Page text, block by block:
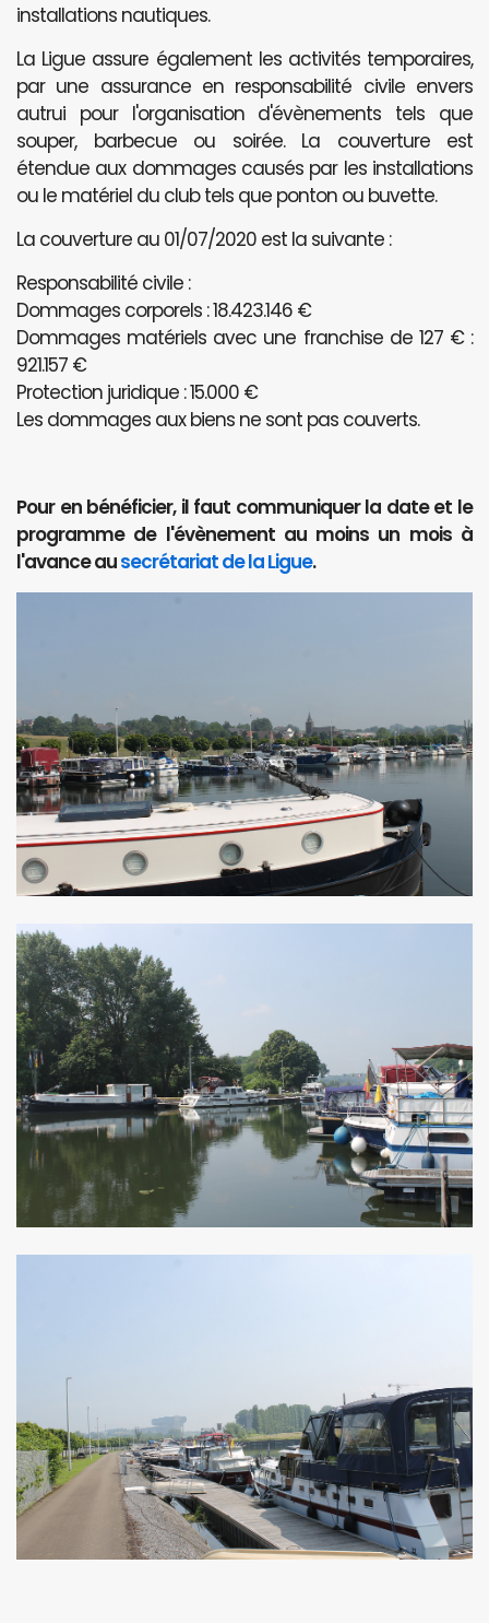
installations nautiques.
La Ligue assure également les activités temporaires,
par une assurance en responsabilité civile envers
autrui pour l'organisation d'évènements tels que
souper, barbecue ou soirée. La couverture est
étendue aux dommages causés par les installations
ou le matériel du club tels que ponton ou buvette.
La couverture au 01/07/2020 est la suivante :
Responsabilité civile :
Dommages corporels : 18.423.146 €
Dommages matériels avec une franchise de 127 € :
921.157 €
Protection juridique : 15.000 €
Les dommages aux biens ne sont pas couverts.
Pour en bénéficier, il faut communiquer la date et le
programme de l'évènement au moins un mois à
l'avance ausecrétariat de la Ligue.